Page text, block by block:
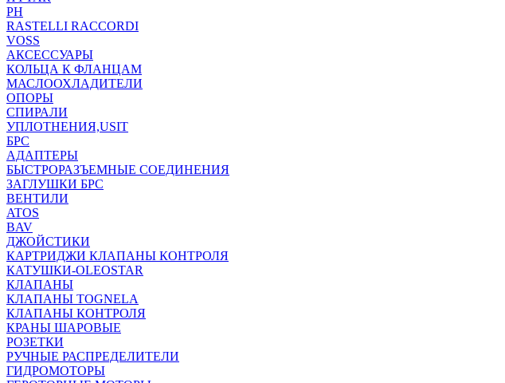
PH
RASTELLI RACCORDI
VOSS
АКСЕССУАРЫ
КОЛЬЦА К ФЛАНЦАМ
МАСЛООХЛАДИТЕЛИ
ОПОРЫ
СПИРАЛИ
УПЛОТНЕНИЯ,USIT
БРС
АДАПТЕРЫ
БЫСТРОРАЗЪЕМНЫЕ СОЕДИНЕНИЯ
ЗАГЛУШКИ БРС
ВЕНТИЛИ
ATOS
BAV
ДЖОЙСТИКИ
КАРТРИДЖИ КЛАПАНЫ КОНТРОЛЯ
КАТУШКИ-OLEOSTAR
КЛАПАНЫ
КЛАПАНЫ TOGNELA
КЛАПАНЫ КОНТРОЛЯ
КРАНЫ ШАРОВЫЕ
РОЗЕТКИ
РУЧНЫЕ РАСПРЕДЕЛИТЕЛИ
ГИДРОМОТОРЫ